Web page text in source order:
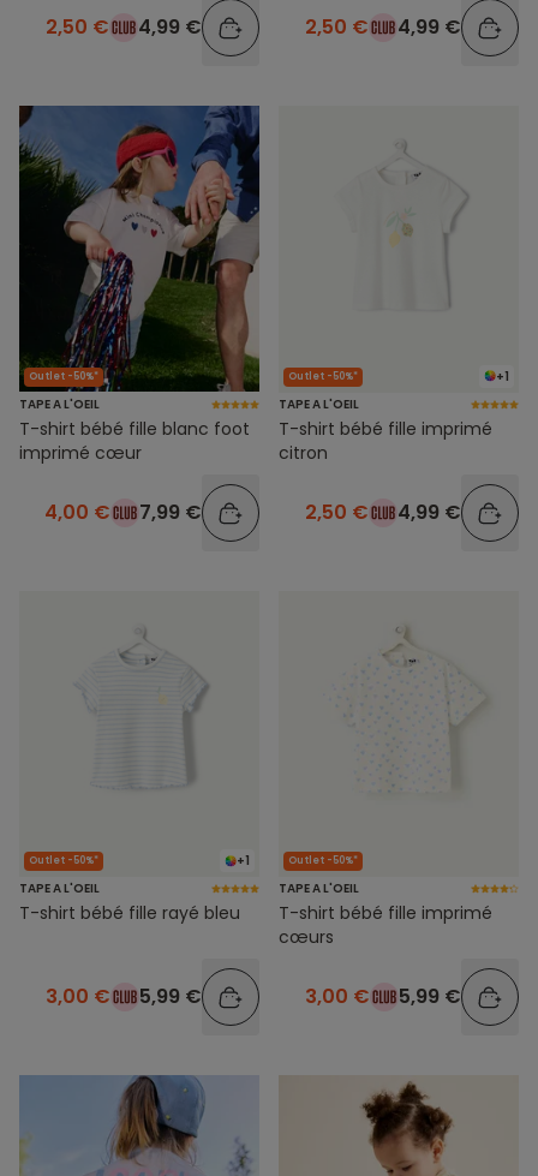
2,50 € 4,99 € 2,50 € 4,99 €
Outlet -50%*
TAPE A L'OEIL
T-shirt bébé fille blanc foot
imprimé cœur
4,00 € 7,99 €
+1
Outlet -50%*
TAPE A L'OEIL
T-shirt bébé fille imprimé
citron
2,50 € 4,99 €
+1
Outlet -50%*
TAPE A L'OEIL
T-shirt bébé fille rayé bleu
3,00 € 5,99 €
Outlet -50%*
TAPE A L'OEIL
T-shirt bébé fille imprimé
cœurs
3,00 € 5,99 €